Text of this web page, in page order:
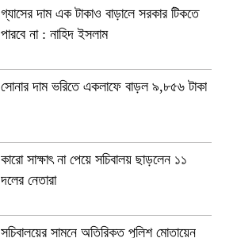
গ্যাসের দাম এক টাকাও বাড়ালে সরকার টিকতে
পারবে না : নাহিদ ইসলাম
সোনার দাম ভরিতে একলাফে বাড়ল ৯,৮৫৬ টাকা
কারো সাক্ষাৎ না পেয়ে সচিবালয় ছাড়লেন ১১
দলের নেতারা
সচিবালয়ের সামনে অতিরিক্ত পুলিশ মোতায়েন